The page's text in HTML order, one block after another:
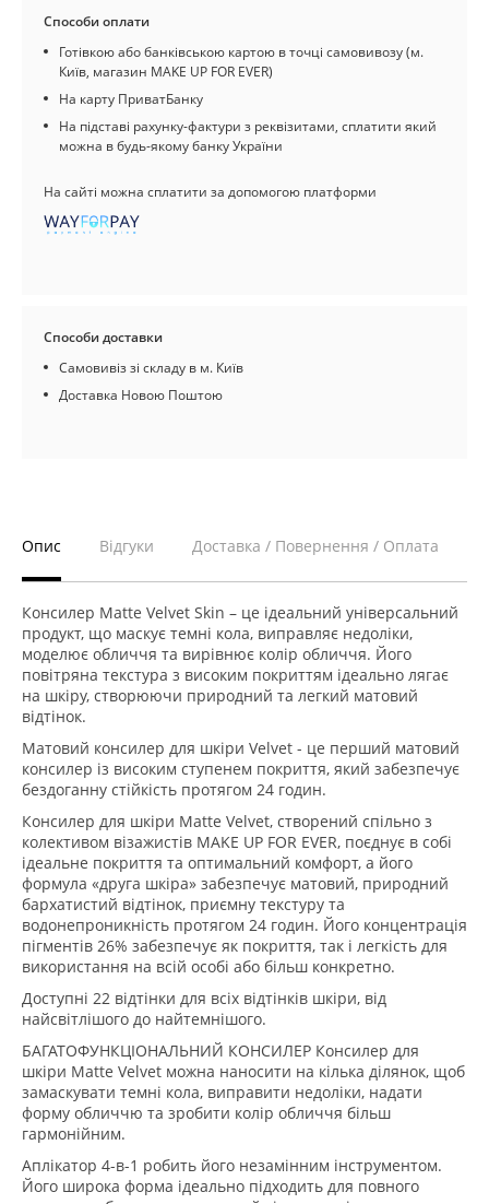
Способи оплати
Готівкою або банківською картою в точці самовивозу (м.
Київ, магазин MAKE UP FOR EVER)
На карту ПриватБанку
На підставі рахунку-фактури з реквізитами, сплатити який
можна в будь-якому банку України
На сайті можна сплатити за допомогою платформи
Способи доставки
Самовивіз зі складу в м. Київ
Доставка Новою Поштою
Опис Відгуки Доставка / Повернення / Оплата
Консилер Matte Velvet Skin – це ідеальний універсальний
продукт, що маскує темні кола, виправляє недоліки,
моделює обличчя та вирівнює колір обличчя. Його
повітряна текстура з високим покриттям ідеально лягає
на шкіру, створюючи природний та легкий матовий
відтінок.
Матовий консилер для шкіри Velvet - це перший матовий
консилер із високим ступенем покриття, який забезпечує
бездоганну стійкість протягом 24 годин.
Консилер для шкіри Matte Velvet, створений спільно з
колективом візажистів MAKE UP FOR EVER, поєднує в собі
ідеальне покриття та оптимальний комфорт, а його
формула «друга шкіра» забезпечує матовий, природний
бархатистий відтінок, приємну текстуру та
водонепроникність протягом 24 годин. Його концентрація
пігментів 26% забезпечує як покриття, так і легкість для
використання на всій особі або більш конкретно.
Доступні 22 відтінки для всіх відтінків шкіри, від
найсвітлішого до найтемнішого.
БАГАТОФУНКЦІОНАЛЬНИЙ КОНСИЛЕР Консилер для
шкіри Matte Velvet можна наносити на кілька ділянок, щоб
замаскувати темні кола, виправити недоліки, надати
форму обличчю та зробити колір обличчя більш
гармонійним.
Аплікатор 4-в-1 робить його незамінним інструментом.
Його широка форма ідеально підходить для повного